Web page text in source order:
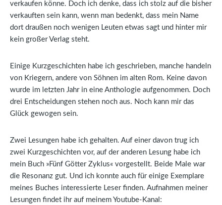
verkaufen könne. Doch ich denke, dass ich stolz auf die bisher
verkauften sein kann, wenn man bedenkt, dass mein Name
dort draußen noch wenigen Leuten etwas sagt und hinter mir
kein großer Verlag steht.
Einige Kurzgeschichten habe ich geschrieben, manche handeln
von Kriegern, andere von Söhnen im alten Rom. Keine davon
wurde im letzten Jahr in eine Anthologie aufgenommen. Doch
drei Entscheidungen stehen noch aus. Noch kann mir das
Glück gewogen sein.
Zwei Lesungen habe ich gehalten. Auf einer davon trug ich
zwei Kurzgeschichten vor, auf der anderen Lesung habe ich
mein Buch »Fünf Götter Zyklus« vorgestellt. Beide Male war
die Resonanz gut. Und ich konnte auch für einige Exemplare
meines Buches interessierte Leser finden. Aufnahmen meiner
Lesungen findet ihr auf meinem Youtube-Kanal: